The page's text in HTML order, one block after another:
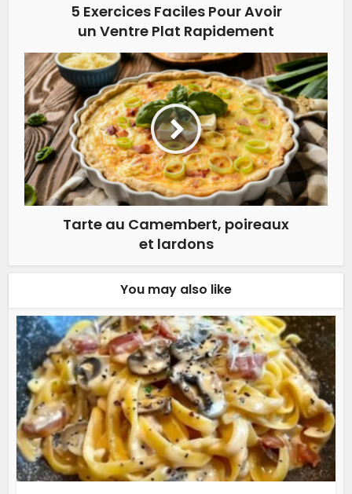
5 Exercices Faciles Pour Avoir
un Ventre Plat Rapidement
Tarte au Camembert, poireaux
et lardons
You may also like